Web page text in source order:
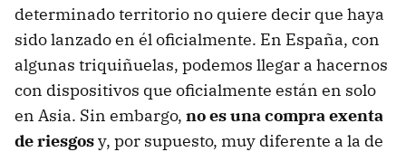
determinado territorio no quiere decir que haya
sido lanzado en él oficialmente. En España, con
algunas triquiñuelas, podemos llegar a hacernos
con dispositivos que oficialmente están en solo
en Asia. Sin embargo, no es una compra exenta
de riesgosy, por supuesto, muy diferente a la de